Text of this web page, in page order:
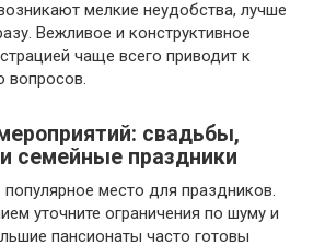
мелкие неудобства, лучше
Вежливое и конструктивное
чаще всего приводит к
вопросов.
свадьбы,
семейные праздники
место для праздников.
уточните ограничения по шуму и
пансионаты часто готовы